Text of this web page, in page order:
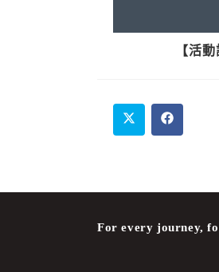
【活
For every journey,